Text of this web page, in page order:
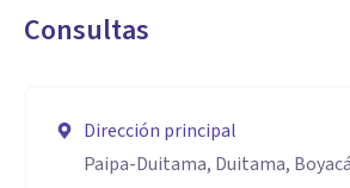
Consultas
Dirección principal
Paipa-Duitama, Duitama, Boyacá